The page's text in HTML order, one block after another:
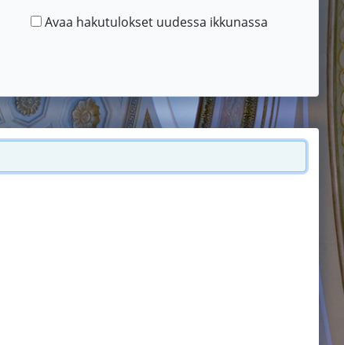
Avaa hakutulokset uudessa ikkunassa